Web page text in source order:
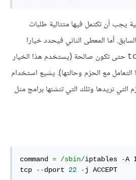
يجب أن تكتمل فيها متتالية طلبات
أما المعطى الثاني فيحدد خيارا
حتى تكون صالحة (يستخدم هذا الخيار
التعامل مع الحزم وحالتها). يشيع استخدام
التي نريدها وتلك التي تنشئها برامج مثل
command = /sbin/iptables -A
tcp
--dport 22 -j ACCEPT